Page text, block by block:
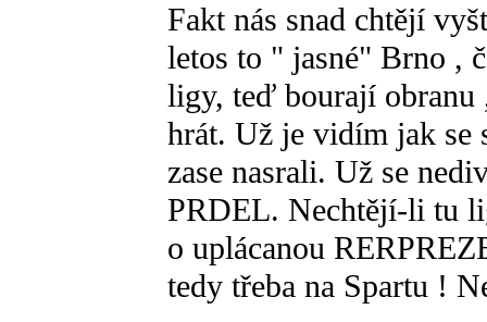
Fakt nás snad chtějí
letos to " jasné" Brno ,
ligy, teď bourají obranu
hrát. Už je vidím jak se
zase nasrali. Už se
PRDEL. Nechtějí-li tu
o uplácanou
tedy třeba na Spartu !